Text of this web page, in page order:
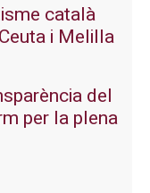
català
i Melilla
del
per la plena